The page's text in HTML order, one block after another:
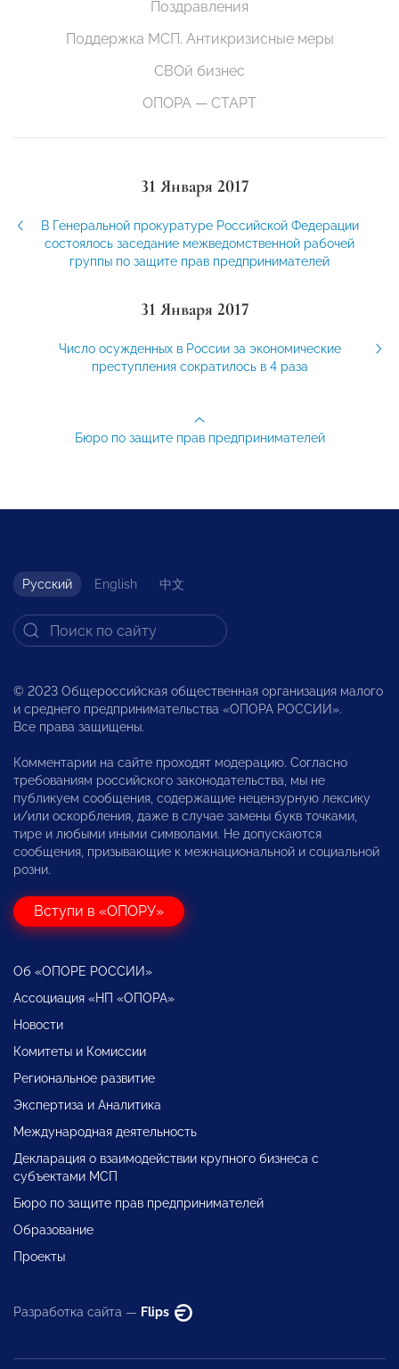
Поздравления
Поддержка МСП. Антикризисные меры
СВОй бизнес
ОПОРА — СТАРТ
31 Января 2017
В Генеральной прокуратуре Российской Федерации
состоялось заседание межведомственной рабочей
группы по защите прав предпринимателей
31 Января 2017
Число осужденных в России за экономические
преступления сократилось в 4 раза
Бюро по защите прав предпринимателей
Русский English 中文
© 2023 Общероссийская общественная организация малого
и среднего предпринимательства «ОПОРА РОССИИ».
Все права защищены.
Комментарии на сайте проходят модерацию. Согласно
требованиям российского законодательства, мы не
публикуем сообщения, содержащие нецензурную лексику
и/или оскорбления, даже в случае замены букв точками,
тире и любыми иными символами. Не допускаются
сообщения, призывающие к межнациональной и социальной
розни.
Вступи в «ОПОРУ»
Об «ОПОРЕ РОССИИ»
Ассоциация «НП «ОПОРА»
Новости
Комитеты и Комиссии
Региональное развитие
Экспертиза и Аналитика
Международная деятельность
Декларация о взаимодействии крупного бизнеса с
субъектами МСП
Бюро по защите прав предпринимателей
Образование
Проекты
Разработка сайта — Flips